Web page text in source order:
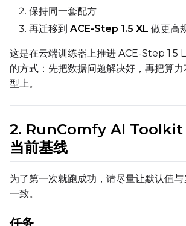
Mean
EMA
Text
Toggle
保持同一套配方
再迁移到 ACE-Step 1.5 XL 做更高
这是在云端训练器上推进 ACE-Step 1.5
的方式：先把数据问题解决好，再把算
型上。
2. RunComfy AI Toolkit
当前基线
为了第一次就跑成功，请尽量让默认值
一致。
任务